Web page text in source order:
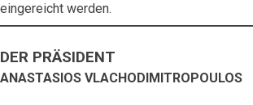
eingereicht werden.
DER PRÄSIDENT
ANASTASIOS VLACHODIMITROPOULOS